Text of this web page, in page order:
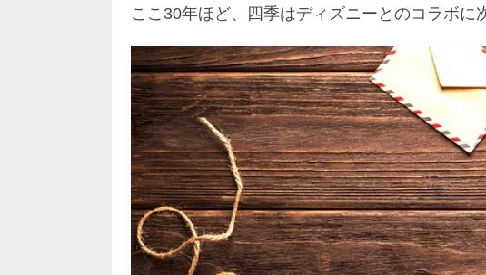
ここ30年ほど、四季はディズニーとのコラボに